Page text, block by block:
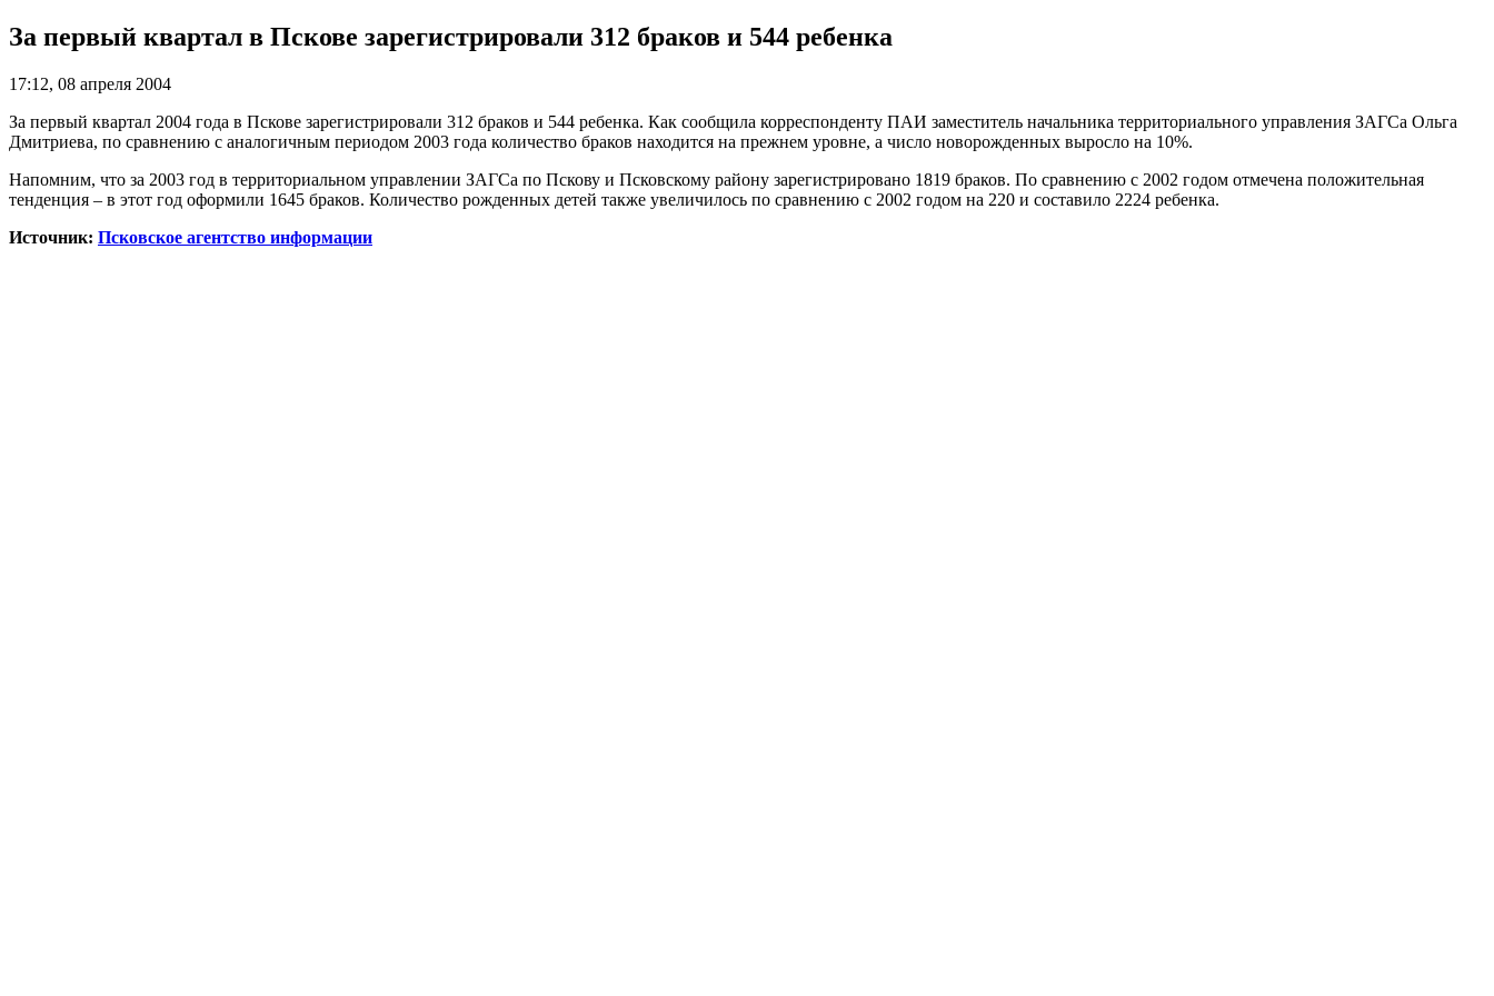
За первый квартал в Пскове зарегистрировали 312 браков и 544 ребенка
17:12, 08 апреля 2004
За первый квартал 2004 года в Пскове зарегистрировали 312 браков и 544 ребенка. Как сообщила корреспонденту ПАИ заместитель начальника территориального управления ЗАГСа Ольга
Дмитриева, по сравнению с аналогичным периодом 2003 года количество браков находится на прежнем уровне, а число новорожденных выросло на 10%.
Напомним, что за 2003 год в территориальном управлении ЗАГСа по Пскову и Псковскому району зарегистрировано 1819 браков. По сравнению с 2002 годом отмечена положительная
тенденция – в этот год оформили 1645 браков. Количество рожденных детей также увеличилось по сравнению с 2002 годом на 220 и составило 2224 ребенка.
Источник: Псковское агентство информации